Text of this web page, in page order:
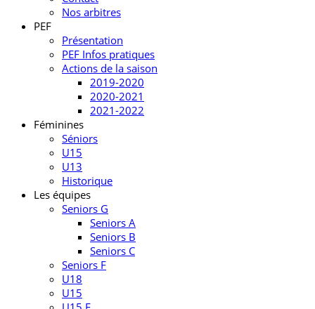
Nos arbitres
PEF
Présentation
PEF Infos pratiques
Actions de la saison
2019-2020
2020-2021
2021-2022
Féminines
Séniors
U15
U13
Historique
Les équipes
Seniors G
Seniors A
Seniors B
Seniors C
Seniors F
U18
U15